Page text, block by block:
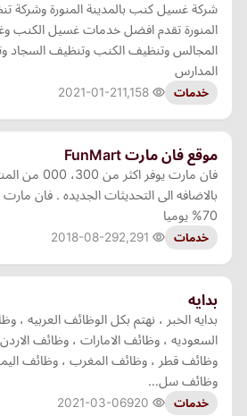
شركة غسيل كنب بالمدينة المنورة وشركة
المنورة تقدم افضل خدمات غسيل الكنب
المجالس وتنظيف الكنب وتنظيف السجاد
المدارس
خدمات 2021-01-21
موقع فان مارت FunMart
فان مارت يوفر
بالاضافه الى التحديثات الجديده . فان
70% يوميا
خدمات 2018-08-29
بدايه
بدايه الخبر ، نهتم بكل الوظائف العربيه
السعوديه ، وظائف الامارات ، وظائف
وظائف قطر ، وظائف المغرب ، وظائف
وظائف سل…
خدمات 2021-03-06